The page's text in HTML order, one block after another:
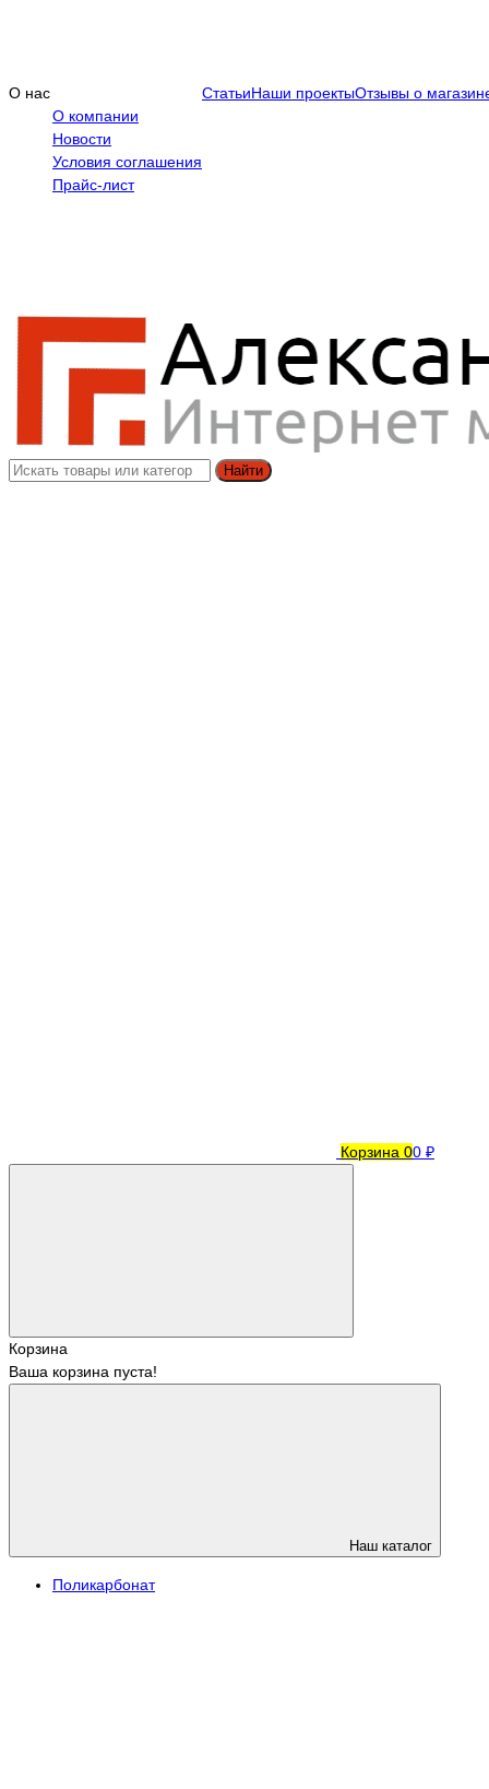
О нас
О компании
Новости
Условия соглашения
Прайс-лист
СтатьиНаши проектыОтзывы о
Найти
Корзина 00 ₽
Корзина
Ваша корзина пуста!
Наш каталог
Поликарбонат